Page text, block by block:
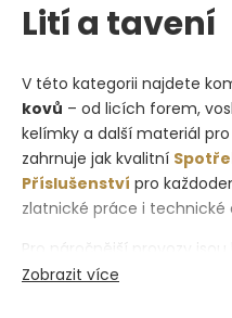
Lití a tavení
V této kategorii najdete
kovů – od licích forem,
kelímky a další materiál
zahrnuje jak kvalitní
Příslušenství pro
zlatnické práce i technické
Pro náročnější provozy
Stroje, jako je tavicí pec
Zobrazit více